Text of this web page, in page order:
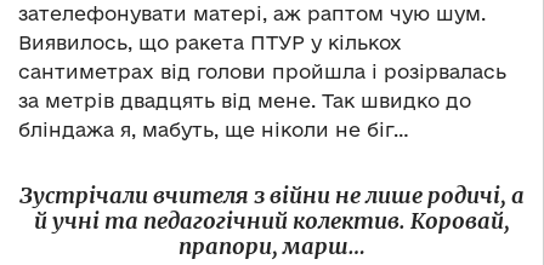
зателефонувати матері, аж раптом чую шум.
Виявилось, що ракета ПТУР у кількох
сантиметрах від голови пройшла і розірвалась
за метрів двадцять від мене. Так швидко до
бліндажа я, мабуть, ще ніколи не біг…
Зустрічали вчителя з війни не лише родичі, а
й учні та педагогічний колектив. Коровай,
прапори, марш…